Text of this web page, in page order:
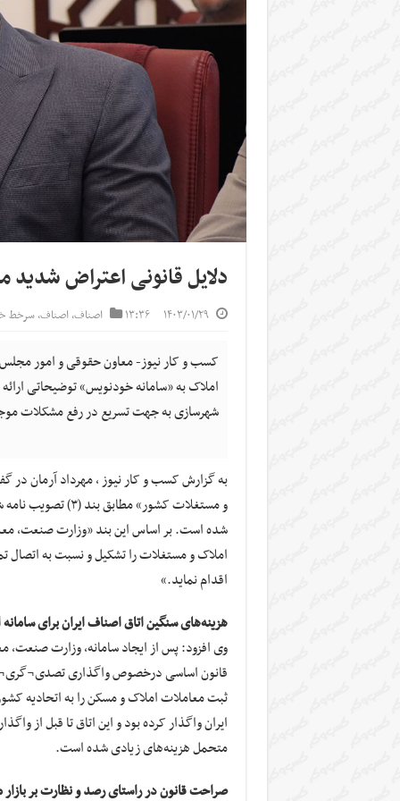
دلایل قانونی اعتراض
۱۴۰۳/۰۱/۲۹ ۱۳:۳۶ اصناف,اصناف,سرخط
کسب و کار نیوز- معاون حقوقی و امور
املاک به «سامانه خودنویس» توضیحاتی
شهرسازی به جهت تسریع در رفع مشکلات
به گزارش کسب و کار نیوز ، مهرداد آرمان در
شده است. بر اساس این بند «وزارت صنعت،
املاک و مستغلات را تشکیل و نسبت به اتصال
اقدام نماید.»
هزینه‌های سنگین اتاق اصناف ایران برای
قانون اساسی درخصوص واگذاری
ثبت معاملات املاک و مسکن را به اتحادیه
ایران واگذار کرده بود و این اتاق تا قبل از
متحمل هزینه‌های زیادی شده است.
صراحت قانون در راستای رصد و نظارت بر